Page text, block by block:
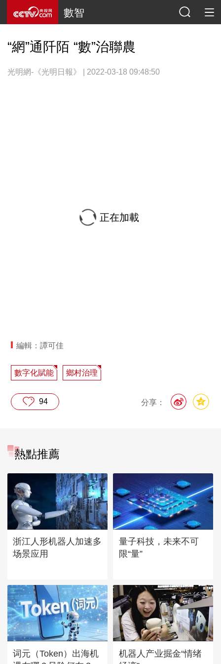
數智
“網”通阡陌 “數”治聯農
光明網-《光明日報》 | 2022-03-18 09:48:50
正在加載
編輯：譚可佳
數字化賦能 鄉村治理
分享：
94
熱點推薦
浙江人形机器人加速多
场景应用
量子科技，未来不可
限“量”
词元（Token）出海机
机器人产业掘金“情绪